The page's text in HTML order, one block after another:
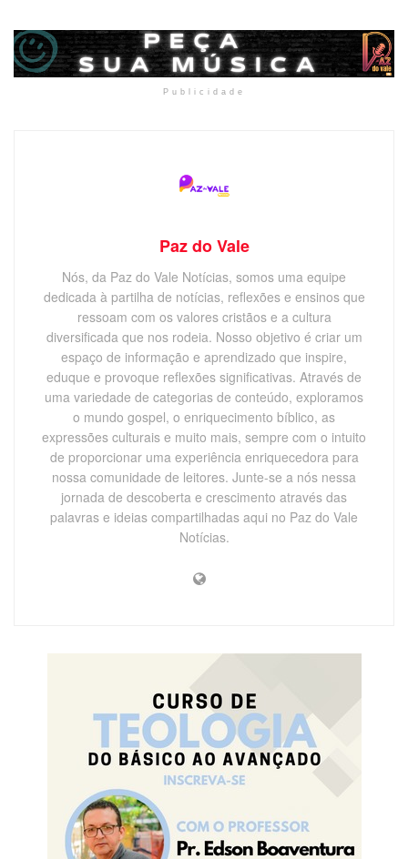
Publicidade
Paz do Vale
Nós, da Paz do Vale Notícias, somos uma equipe
dedicada à partilha de notícias, reflexões e ensinos que
ressoam com os valores cristãos e a cultura
diversificada que nos rodeia. Nosso objetivo é criar um
espaço de informação e aprendizado que inspire,
eduque e provoque reflexões significativas. Através de
uma variedade de categorias de conteúdo, exploramos
o mundo gospel, o enriquecimento bíblico, as
expressões culturais e muito mais, sempre com o intuito
de proporcionar uma experiência enriquecedora para
nossa comunidade de leitores. Junte-se a nós nessa
jornada de descoberta e crescimento através das
palavras e ideias compartilhadas aqui no Paz do Vale
Notícias.